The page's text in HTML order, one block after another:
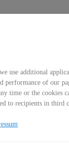
-
use additional
performance of our
time or the cookies
to recipients in